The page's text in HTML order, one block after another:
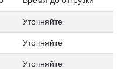
Уточняйте
Уточняйте
Уточняйте